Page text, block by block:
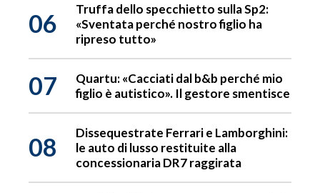
06
Truffa dello specchietto sulla Sp2:
«Sventata perché nostro figlio ha
ripreso tutto»
07
Quartu: «Cacciati dal b&b perché mio
figlio è autistico». Il gestore smentisce
08
Dissequestrate Ferrari e Lamborghini:
le auto di lusso restituite alla
concessionaria DR7 raggirata